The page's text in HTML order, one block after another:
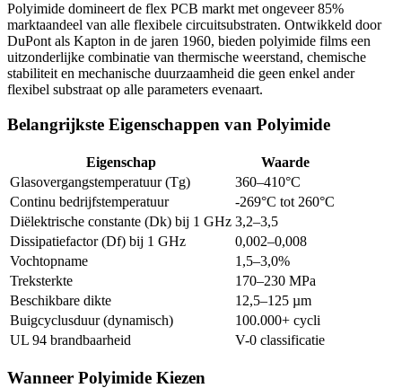
Polyimide domineert de flex PCB markt met ongeveer 85%
marktaandeel van alle flexibele circuitsubstraten. Ontwikkeld door
DuPont als Kapton in de jaren 1960, bieden polyimide films een
uitzonderlijke combinatie van thermische weerstand, chemische
stabiliteit en mechanische duurzaamheid die geen enkel ander
flexibel substraat op alle parameters evenaart.
Belangrijkste Eigenschappen van Polyimide
Eigenschap
Waarde
Glasovergangstemperatuur (Tg)
360–410°C
Continu bedrijfstemperatuur
-269°C tot 260°C
Diëlektrische constante (Dk) bij 1 GHz 3,2–3,5
Dissipatiefactor (Df) bij 1 GHz
0,002–0,008
Vochtopname
1,5–3,0%
Treksterkte
170–230 MPa
Beschikbare dikte
12,5–125 µm
Buigcyclusduur (dynamisch)
100.000+ cycli
UL 94 brandbaarheid
V-0 classificatie
Wanneer Polyimide Kiezen